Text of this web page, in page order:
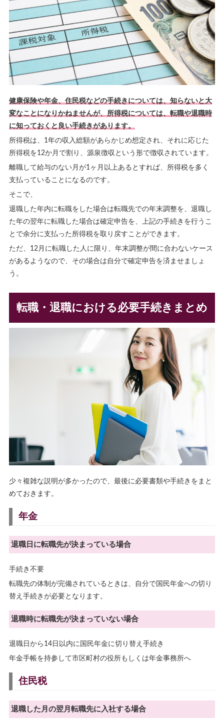
健康保険や年金、住民税などの手続きについては、知らないと大
変なことになりかねませんが、所得税については、転職や退職時
に知っておくと良い手続きがあります。
所得税は、1年の収入総額があらかじめ想定され、それに応じた
所得税を12か月で割り、源泉徴収という形で徴収されています。
離職して給与のない月が1ヶ月以上あるとすれば、所得税を多く
支払っていることになるのです。
そこで、
退職した年内に転職をした場合は転職先での年末調整を、退職し
た年の翌年に転職した場合は確定申告を、上記の手続きを行うこ
とで余分に支払った所得税を取り戻すことができます。
ただ、12月に転職した人に限り、年末調整が間に合わないケース
があるようなので、その場合は自分で確定申告を済ませましょ
う。
転職・退職における必要手続きまとめ
少々複雑な説明が多かったので、最後に必要書類や手続きをまと
めておきます。
年金
退職日に転職先が決まっている場合
手続き不要
転職先の体制が完備されているときは、自分で国民年金への切り
替え手続きが必要となります。
退職時に転職先が決まっていない場合
退職日から14日以内に国民年金に切り替え手続き
年金手帳を持参して市区町村の役所もしくは年金事務所へ
住民税
退職した月の翌月転職先に入社する場合